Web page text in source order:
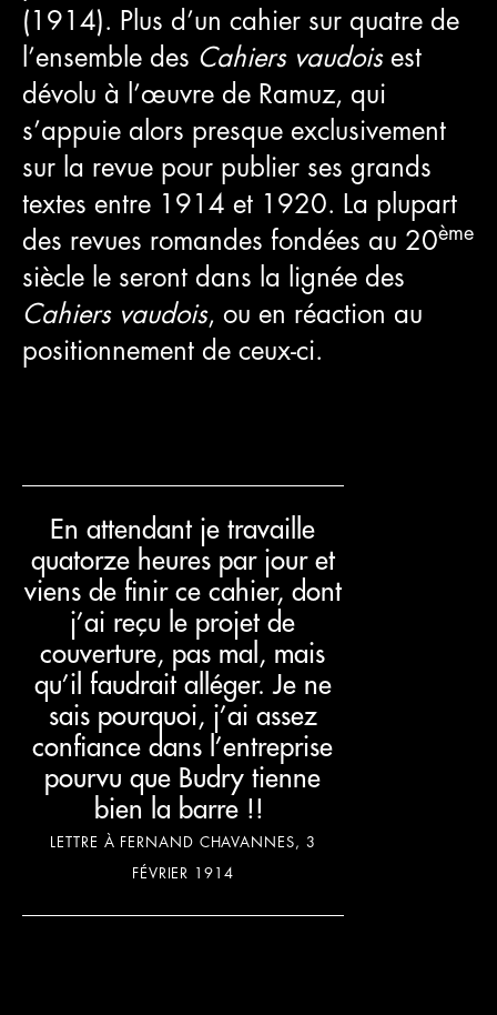
(1914). Plus d’un cahier sur quatre de
l’ensemble des Cahiers vaudoisest
dévolu à l’œuvre de Ramuz, qui
s’appuie alors presque exclusivement
sur la revue pour publier ses grands
textes entre 1914 et 1920. La plupart
des revues romandes fondées au 20ème
siècle le seront dans la lignée des
Cahiers vaudois, ou en réaction au
positionnement de ceux-ci.
En attendant je travaille
quatorze heures par jour et
viens de finir ce cahier, dont
j’ai reçu le projet de
couverture, pas mal, mais
qu’il faudrait alléger. Je ne
sais pourquoi, j’ai assez
confiance dans l’entreprise
pourvu que Budry tienne
bien la barre !!
LETTRE À FERNAND CHAVANNES, 3
FÉVRIER 1914